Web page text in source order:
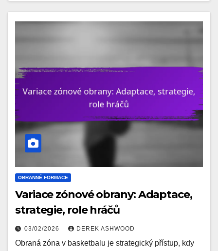
OBRANNÉ FORMACE
Variace zónové obrany: Adaptace,
strategie, role hráčů
03/02/2026 DEREK ASHWOOD
Obraná zóna v basketbalu je strategický přístup, kdy